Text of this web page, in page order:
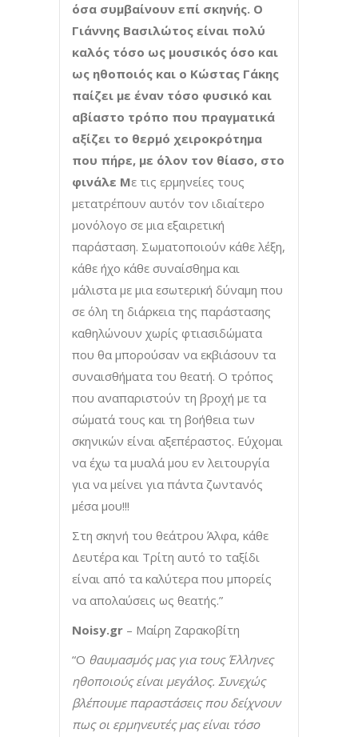
όσα συμβαίνουν επί σκηνής. Ο
Γιάννης Βασιλώτος είναι πολύ
καλός τόσο ως μουσικός όσο και
ως ηθοποιός και ο Κώστας Γάκης
παίζει με έναν τόσο φυσικό και
αβίαστο τρόπο που πραγματικά
αξίζει το θερμό χειροκρότημα
που πήρε, με όλον τον θίασο, στο
φινάλε Με τις ερμηνείες τους
μετατρέπουν αυτόν τον ιδιαίτερο
μονόλογο σε μια εξαιρετική
παράσταση. Σωματοποιούν κάθε λέξη,
κάθε ήχο κάθε συναίσθημα και
μάλιστα με μια εσωτερική δύναμη που
σε όλη τη διάρκεια της παράστασης
καθηλώνουν χωρίς φτιασιδώματα
που θα μπορούσαν να εκβιάσουν τα
συναισθήματα του θεατή. Ο τρόπος
που αναπαριστούν τη βροχή με τα
σώματά τους και τη βοήθεια των
σκηνικών είναι αξεπέραστος. Εύχομαι
να έχω τα μυαλά μου εν λειτουργία
για να μείνει για πάντα ζωντανός
μέσα μου!!!
Στη σκηνή του θεάτρου Άλφα, κάθε
Δευτέρα και Τρίτη αυτό το ταξίδι
είναι από τα καλύτερα που μπορείς
να απολαύσεις ως θεατής.”
Noisy.gr – Μαίρη Ζαρακοβίτη
“Ο θαυμασμός μας για τους Έλληνες
ηθοποιούς είναι μεγάλος. Συνεχώς
βλέπουμε παραστάσεις που δείχνουν
πως οι ερμηνευτές μας είναι τόσο